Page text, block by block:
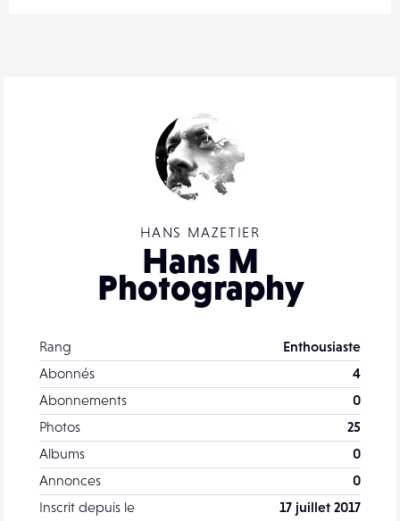
HANS MAZETIER
Hans M
Photography
Rang
Enthousiaste
Abonnés
4
Abonnements
0
Photos
25
Albums
0
Annonces
0
Inscrit depuis le
17 juillet 2017